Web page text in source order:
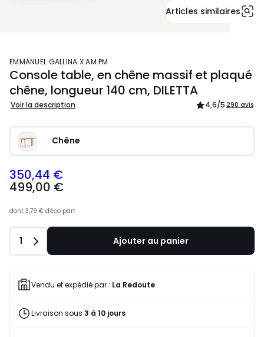
Articles similaires
EMMANUEL GALLINA X AM.PM
Console table, en chêne massif et plaqué
chêne, longueur 140 cm, DILETTA
Voir la description 4,6/5 290 avis
Chêne
350,44 €
499,00 €
dont 3,79 € d'éco part
Quantité
1 Ajouter au panier
Vendu et expédié par : La Redoute
Livraison sous 3 à 10 jours